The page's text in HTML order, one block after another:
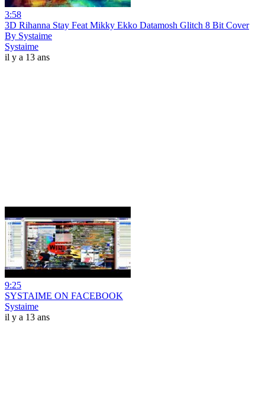
3:58
3D Rihanna Stay Feat Mikky Ekko Datamosh Glitch 8 Bit Cover
By Systaime
Systaime
il y a 13 ans
9:25
SYSTAIME ON FACEBOOK
Systaime
il y a 13 ans